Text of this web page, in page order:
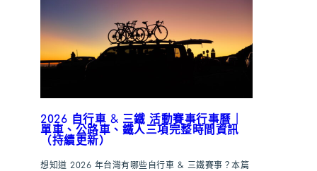
2026 自行車 & 三鐵 活動賽事行事曆｜
單車、公路車、鐵人三項完整時間資訊
（持續更新）
想知道 2026 年台灣有哪些自行車 & 三鐵賽事？本篇